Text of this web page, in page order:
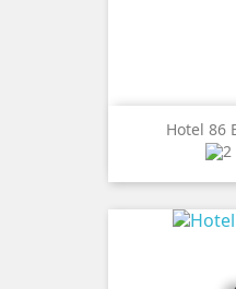
Hotel 86